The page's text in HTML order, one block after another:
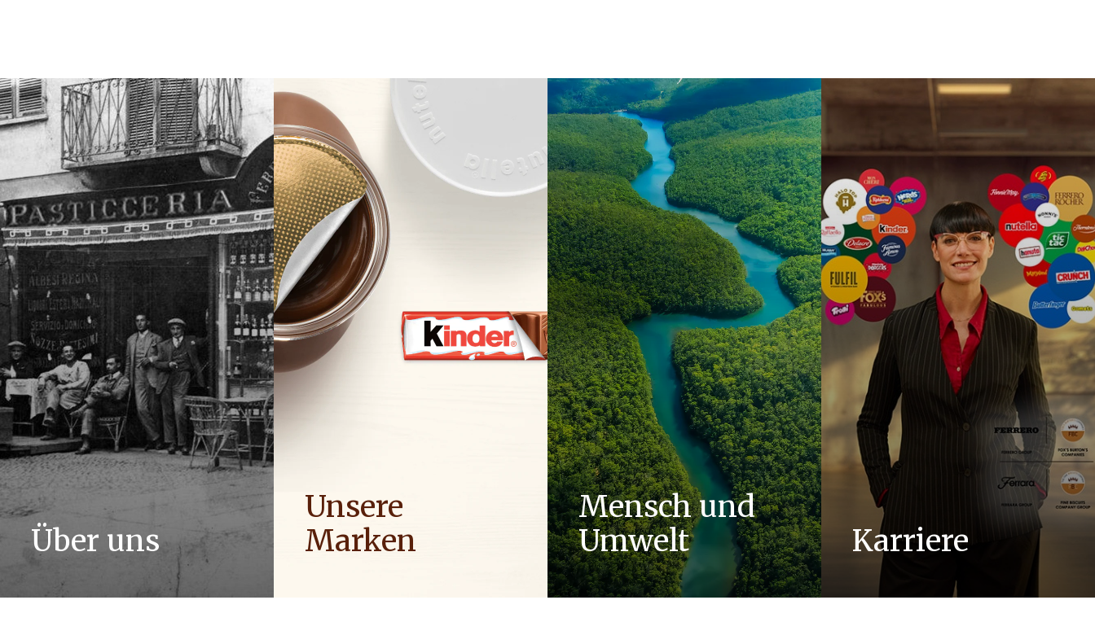
Über uns
Die Geschichte der Ferrero-Gruppe und
ihre Mission. Von den ersten Schritten
Unsere
Marken
Mensch und
Umwelt
Als Familienunternehmen sind Werte
wie Respekt, Integrität und Innovation
Karriere
Wir bei Ferrero wissen, dass unsere
Produkte von Millionen von Menschen,